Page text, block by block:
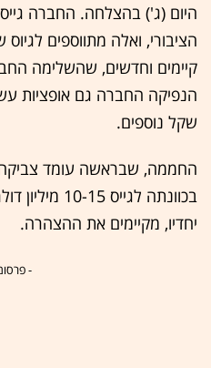
קיימים וחדשים, שהשלימה
שקל נוספים.
החממה, שבראשה עומד צביקה
בכוונתה
יחדיו, מקיימים את ההצהרה.
-